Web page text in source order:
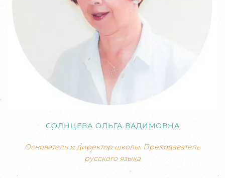
СОЛНЦЕВА ОЛЬГА ВАДИМОВНА
Основатель и директор школы. Преподаватель
русского языка